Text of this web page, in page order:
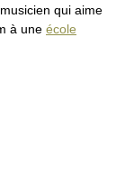
qui aime
à une école